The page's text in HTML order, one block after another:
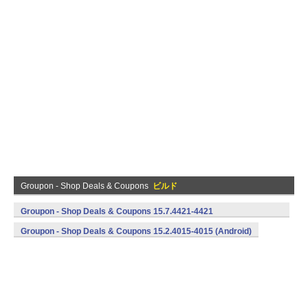
Groupon - Shop Deals & Coupons ビルド
Groupon - Shop Deals & Coupons 15.7.4421-4421
(armeabi,armeabi-v7a,mips,x86) (Android)
Groupon - Shop Deals & Coupons 15.2.4015-4015 (Android)